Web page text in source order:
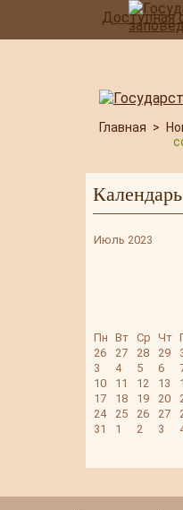
Доступная
Главная >
Июль 2023
Пн Вт Ср Чт
26
27 28 29
3
4 5 6
10
11 12 13
17
18 19 20
24
25 26 27
31
1 2 3